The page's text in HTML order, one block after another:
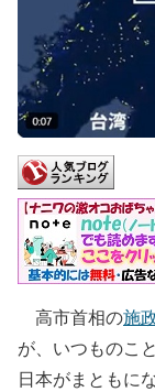
高市首相の施
が、いつものこ
日本がまともに